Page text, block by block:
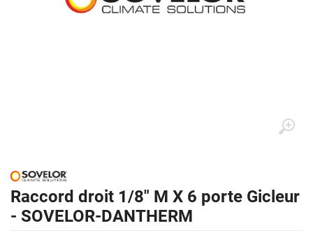
Raccord droit 1/8" M X 6 porte Gicleur
- SOVELOR-DANTHERM